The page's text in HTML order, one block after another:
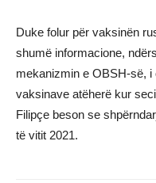
Duke folur për vaksinën
shumë informacione,
mekanizmin e OBSH-së,
vaksinave atëherë kur
Filipçe beson se
të vitit 2021.